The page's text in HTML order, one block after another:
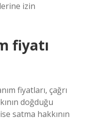
izin
fiyatı
fiyatları, çağrı
doğduğu
satma hakkının